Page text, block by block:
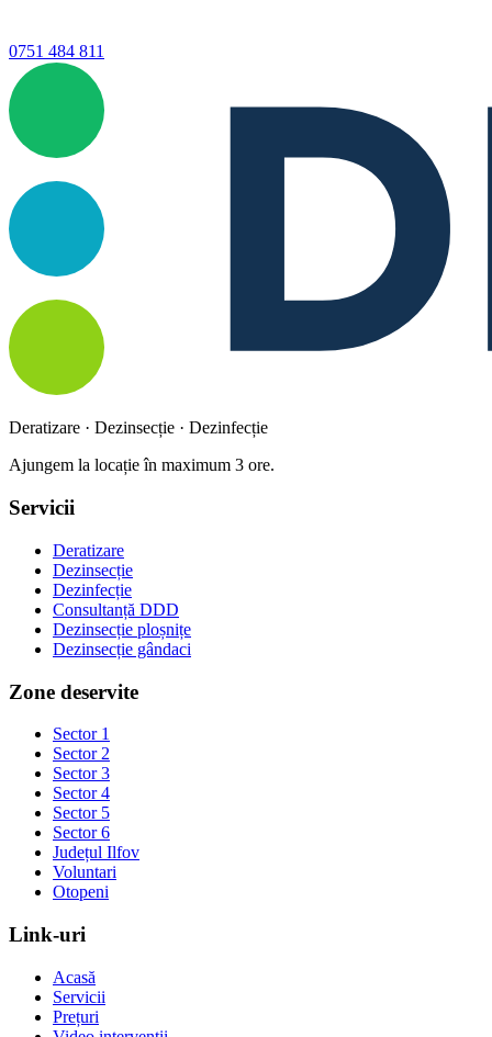
0751 484 811
Deratizare · Dezinsecție · Dezinfecție
Ajungem la locație în maximum 3 ore.
Servicii
Deratizare
Dezinsecție
Dezinfecție
Consultanță DDD
Dezinsecție ploșnițe
Dezinsecție gândaci
Zone deservite
Sector 1
Sector 2
Sector 3
Sector 4
Sector 5
Sector 6
Județul Ilfov
Voluntari
Otopeni
Link-uri
Acasă
Servicii
Prețuri